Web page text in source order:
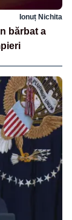
Ionuț Nichita
bărbat a